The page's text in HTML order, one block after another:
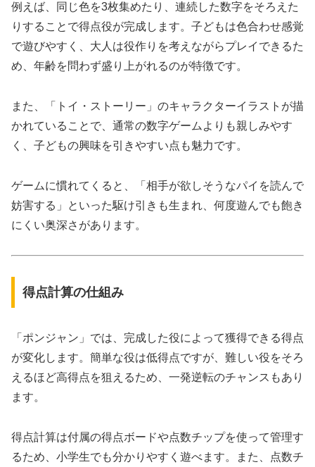
例えば、同じ色を3枚集めたり、連続した数字をそろえた
りすることで得点役が完成します。子どもは色合わせ感覚
で遊びやすく、大人は役作りを考えながらプレイできるた
め、年齢を問わず盛り上がれるのが特徴です。
また、「トイ・ストーリー」のキャラクターイラストが描
かれていることで、通常の数字ゲームよりも親しみやす
く、子どもの興味を引きやすい点も魅力です。
ゲームに慣れてくると、「相手が欲しそうなパイを読んで
妨害する」といった駆け引きも生まれ、何度遊んでも飽き
にくい奥深さがあります。
得点計算の仕組み
「ポンジャン」では、完成した役によって獲得できる得点
が変化します。簡単な役は低得点ですが、難しい役をそろ
えるほど高得点を狙えるため、一発逆転のチャンスもあり
ます。
得点計算は付属の得点ボードや点数チップを使って管理す
るため、小学生でも分かりやすく遊べます。また、点数チ